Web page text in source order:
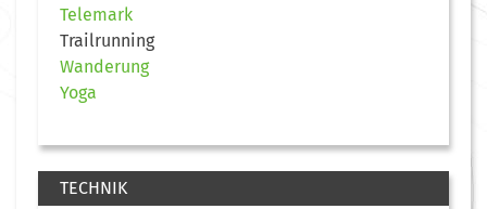
Telemark
Trailrunning
Wanderung
Yoga
TECHNIK